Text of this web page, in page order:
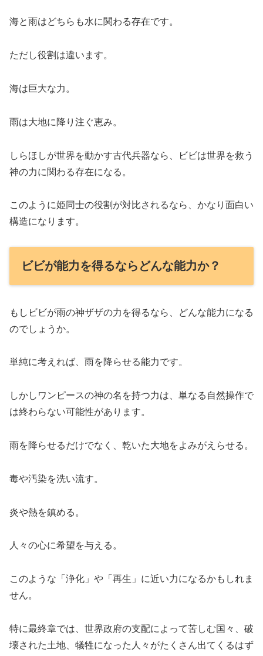
海と雨はどちらも水に関わる存在です。
ただし役割は違います。
海は巨大な力。
雨は大地に降り注ぐ恵み。
しらほしが世界を動かす古代兵器なら、ビビは世界を救う
神の力に関わる存在になる。
このように姫同士の役割が対比されるなら、かなり面白い
構造になります。
ビビが能力を得るならどんな能力か？
もしビビが雨の神ザザの力を得るなら、どんな能力になる
のでしょうか。
単純に考えれば、雨を降らせる能力です。
しかしワンピースの神の名を持つ力は、単なる自然操作で
は終わらない可能性があります。
雨を降らせるだけでなく、乾いた大地をよみがえらせる。
毒や汚染を洗い流す。
炎や熱を鎮める。
人々の心に希望を与える。
このような「浄化」や「再生」に近い力になるかもしれま
せん。
特に最終章では、世界政府の支配によって苦しむ国々、破
壊された土地、犠牲になった人々がたくさん出てくるはず